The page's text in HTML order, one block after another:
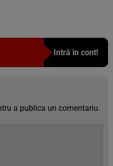
Intră în cont!
a publica un comentariu.